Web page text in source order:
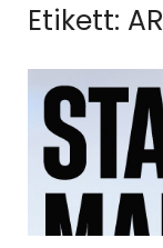
Etikett: AR